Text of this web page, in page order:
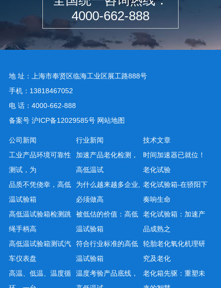
4000-662-888
地 址：上海市奉贤区临海工业区展工路888号
手机：13818467052
电 话：4000-662-888
备案号 沪ICP备12029585号 网站地图
公司新闻
工业产品环境可靠性
测试，为
品质不凭侥幸，高低
温试验箱
高低温试验箱检测跳
绳手柄高
高低温试验箱测试汽
车仪表盘
高温、低温、温度循
行业新闻
加速产品老化检测，
高低温试
为什么越来越多企业,
必须做高
被低估的价值：高低
温试验箱
符合行业标准的高低
温试验箱
温度考验产品底线，
技术文章
时间加速器已就位！
老化试验
老化试验箱-在骄阳下
奏响生命
老化试验箱：加速产
品成熟之
轮胎老化氧化机理研
究及老化
老化箱先驱：重塑未